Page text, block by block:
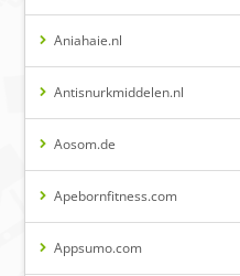
Aniahaie.nl
Antisnurkmiddelen.nl
Aosom.de
Apebornfitness.com
Appsumo.com